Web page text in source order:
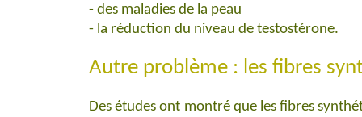
- des maladies de la peau
- la réduction du niveau de testostérone.
Autre problème : les fibres
Des études ont montré que les fibres